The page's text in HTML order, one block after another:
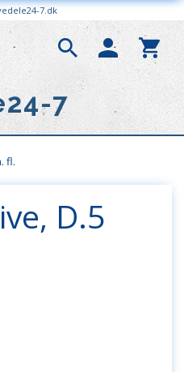
7.dk
7
fl.
D.5